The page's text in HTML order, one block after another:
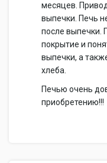
месяцев.
выпечки. Печь
после выпечки.
покрытие и
выпечки, а
хлеба.
Печью очень
приобретению!!!